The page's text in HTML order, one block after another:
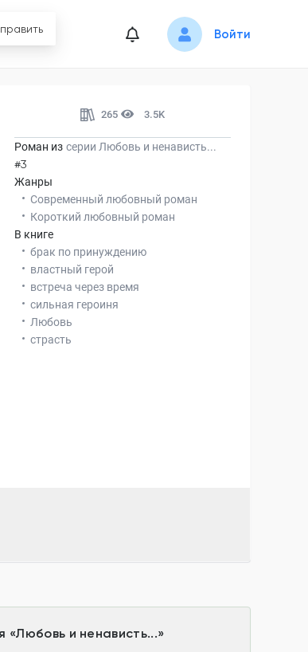
Войти
265 3.5K
Роман из серии Любовь и ненависть...
#3
Жанры
Современный любовный роман
Короткий любовный роман
В книге
брак по принуждению
властный герой
встреча через время
сильная героиня
Любовь
страсть
«Любовь и ненависть...»